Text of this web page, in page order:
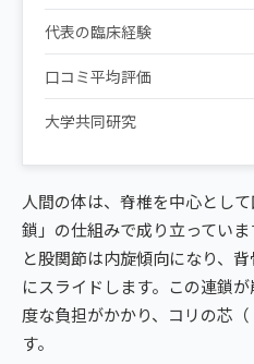
代表の臨床経験
口コミ平均評価
大学共同研究
人間の体は、脊椎を中心とし
鎖」の仕組みで成り立ってい
と股関節は内旋傾向になり、
にスライドします。この連鎖
度な負担がかかり、コリの芯
す。